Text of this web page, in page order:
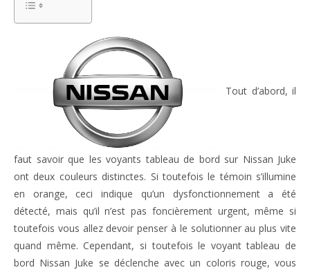
Tout d’abord, il
faut savoir que les voyants tableau de bord sur Nissan Juke
ont deux couleurs distinctes. Si toutefois le témoin s’illumine
en orange, ceci indique qu’un dysfonctionnement a été
détecté, mais qu’il n’est pas foncièrement urgent, même si
toutefois vous allez devoir penser à le solutionner au plus vite
quand même. Cependant, si toutefois le voyant tableau de
bord Nissan Juke se déclenche avec un coloris rouge, vous